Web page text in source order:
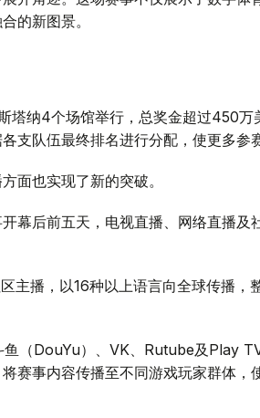
的新图景。
塔纳4个场馆举行，总奖金超过450万
支队伍最终排名进行分配，使更多参
面也实现了新的突破。
幕后前五天，电视直播、网络直播及
主播，以16种以上语言向全球传播，
（DouYu）、VK、Rutube及Play
赛事内容传播至不同游戏玩家群体，